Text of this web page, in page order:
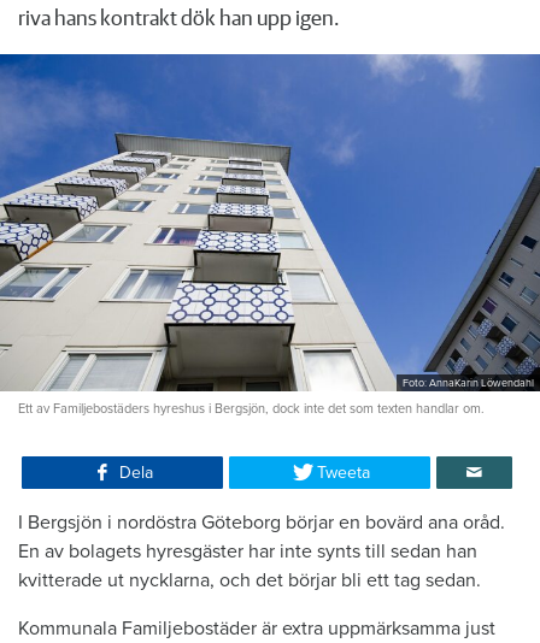
riva hans kontrakt dök han upp igen.
Foto: AnnaKarin Löwendahl
Ett av Familjebostäders hyreshus i Bergsjön, dock inte det som texten handlar om.
Dela Tweeta
I Bergsjön i nordöstra Göteborg börjar en bovärd ana oråd.
En av bolagets hyresgäster har inte synts till sedan han
kvitterade ut nycklarna, och det börjar bli ett tag sedan.
Kommunala Familjebostäder är extra uppmärksamma just